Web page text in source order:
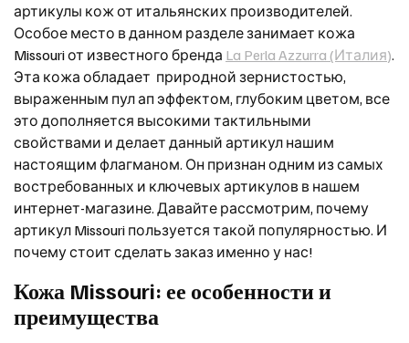
артикулы кож от итальянских производителей.
Особое место в данном разделе занимает кожа
Missouri от известного бренда La Perla Azzurra (Италия).
Эта кожа обладает природной зернистостью,
выраженным пул ап эффектом, глубоким цветом, все
это дополняется высокими тактильными
свойствами и делает данный артикул нашим
настоящим флагманом. Он признан одним из самых
востребованных и ключевых артикулов в нашем
интернет-магазине. Давайте рассмотрим, почему
артикул Missouri пользуется такой популярностью. И
почему стоит сделать заказ именно у нас!
Кожа Missouri: ее особенности и
преимущества